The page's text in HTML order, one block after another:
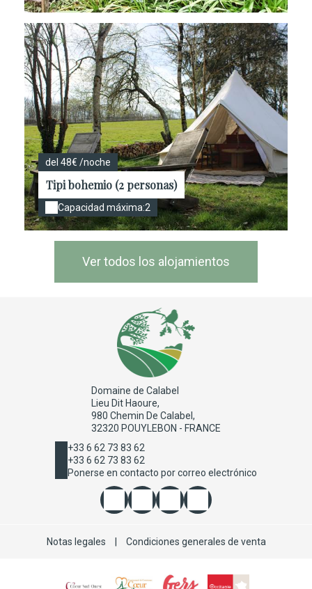
del 48€ /noche
Tipi bohemio (2 personas)
Capacidad máxima:2
Ver todos los alojamientos
Domaine de Calabel
Lieu Dit Haoure,
980 Chemin De Calabel,
32320 POUYLEBON - FRANCE
+33 6 62 73 83 62
+33 6 62 73 83 62
Ponerse en contacto por correo electrónico
Notas legales Condiciones generales de venta